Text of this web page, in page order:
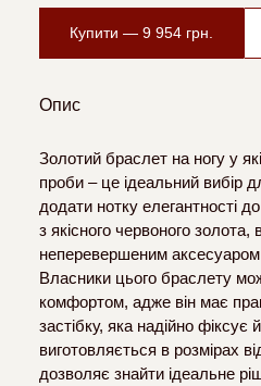
Купити — 9 954 грн.
Опис
Золотий браслет на ногу у
проби – це ідеальний вибір
додати нотку елегантності
з якісного червоного золота,
неперевершеним
Власники цього браслету
комфортом, адже він має
застібку, яка надійно фіксує
виготовляється в розмірах
дозволяє знайти ідеальне